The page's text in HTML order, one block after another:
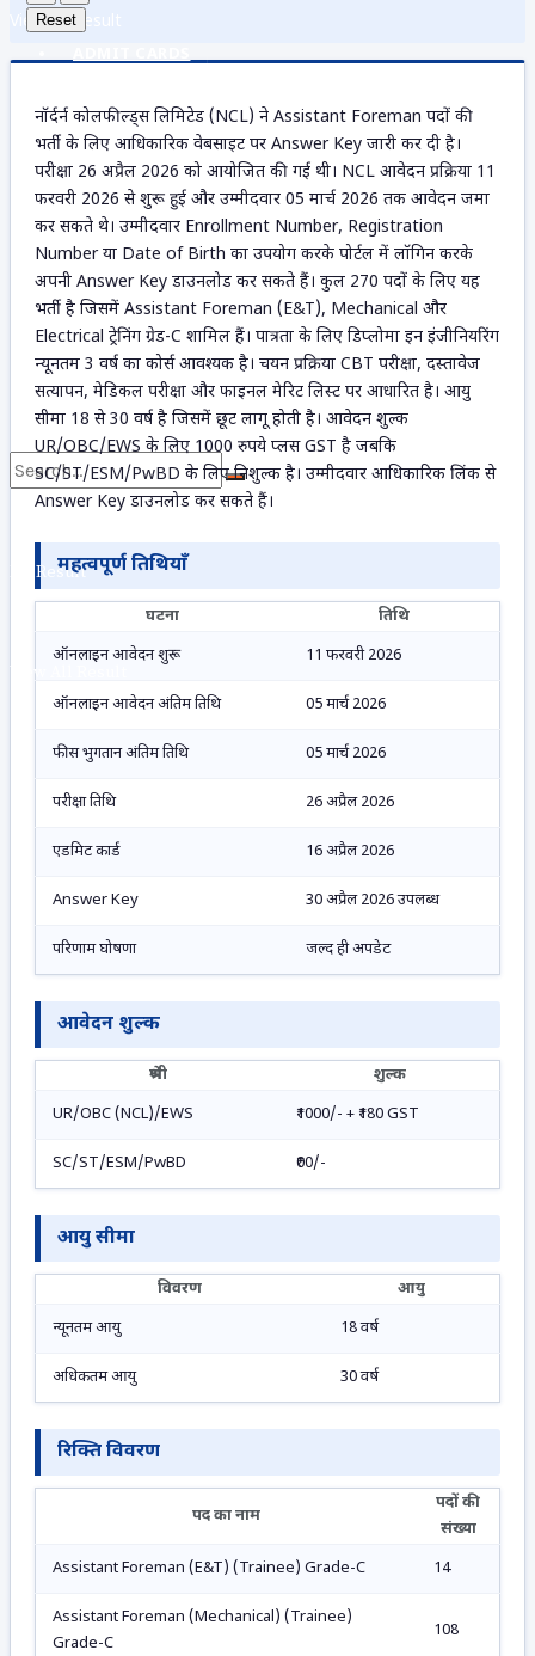
ANSWER KEY
ADMISSION
DOCUMENTS
No Result
View All Result
View All Result
Reset
नॉर्दर्न कोलफील्ड्स लिमिटेड (NCL) ने Assistant Foreman पदों की
भर्ती के लिए आधिकारिक वेबसाइट पर Answer Key जारी कर दी है।
परीक्षा 26 अप्रैल 2026 को आयोजित की गई थी। NCL आवेदन प्रक्रिया 11
फरवरी 2026 से शुरू हुई और उम्मीदवार 05 मार्च 2026 तक आवेदन जमा
कर सकते थे। उम्मीदवार Enrollment Number, Registration
Number या Date of Birth का उपयोग करके पोर्टल में लॉगिन करके
अपनी Answer Key डाउनलोड कर सकते हैं। कुल 270 पदों के लिए यह
भर्ती है जिसमें Assistant Foreman (E&T), Mechanical और
Electrical ट्रेनिंग ग्रेड-C शामिल हैं। पात्रता के लिए डिप्लोमा इन इंजीनियरिंग
न्यूनतम 3 वर्ष का कोर्स आवश्यक है। चयन प्रक्रिया CBT परीक्षा, दस्तावेज
सत्यापन, मेडिकल परीक्षा और फाइनल मेरिट लिस्ट पर आधारित है। आयु
सीमा 18 से 30 वर्ष है जिसमें छूट लागू होती है। आवेदन शुल्क
UR/OBC/EWS के लिए 1000 रुपये प्लस GST है जबकि
SC/ST/ESM/PwBD के लिए निशुल्क है। उम्मीदवार आधिकारिक लिंक से
Answer Key डाउनलोड कर सकते हैं।
महत्वपूर्ण तिथियाँ
घटना
तिथि
ऑनलाइन आवेदन शुरू
11 फरवरी 2026
ऑनलाइन आवेदन अंतिम तिथि 05 मार्च 2026
फीस भुगतान अंतिम तिथि 05 मार्च 2026
परीक्षा तिथि 26 अप्रैल 2026
एडमिट कार्ड 16 अप्रैल 2026
Answer Key 30 अप्रैल 2026 उपलब्ध
परिणाम घोषणा जल्द ही अपडेट
आवेदन शुल्क
श्रेणी
शुल्क
UR/OBC (NCL)/EWS
₹1000/- + ₹180 GST
SC/ST/ESM/PwBD ₹00/-
आयु सीमा
विवरण
आयु
न्यूनतम आयु
18 वर्ष
अधिकतम आयु 30 वर्ष
रिक्ति विवरण
पद का नाम
पदों की
संख्या
Assistant Foreman (E&T) (Trainee) Grade-C
14
Assistant Foreman (Mechanical) (Trainee)
Grade-C
108